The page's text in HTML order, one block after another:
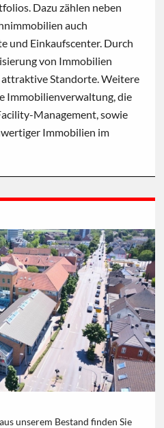
Dazu zählen neben
auch
und Einkaufscenter. Durch
von Immobilien
Standorte. Weitere
Immobilienverwaltung, die
Management, sowie
Immobilien im
unserem Bestand finden Sie